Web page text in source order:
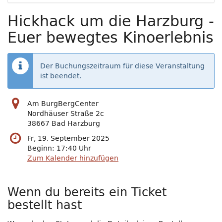
Hickhack um die Harzburg -
Euer bewegtes Kinoerlebnis
Der Buchungszeitraum für diese Veranstaltung
ist beendet.
Am BurgBergCenter
Nordhäuser Straße 2c
38667 Bad Harzburg
Fr, 19. September 2025
Beginn: 17:40 Uhr
Zum Kalender hinzufügen
Wenn du bereits ein Ticket
bestellt hast